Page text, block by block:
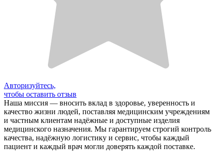
Авторизуйтесь,
чтобы оставить отзыв
Наша миссия — вносить вклад в здоровье, уверенность и
качество жизни людей, поставляя медицинским учреждениям
и частным клиентам надёжные и доступные изделия
медицинского назначения. Мы гарантируем строгий контроль
качества, надёжную логистику и сервис, чтобы каждый
пациент и каждый врач могли доверять каждой поставке.